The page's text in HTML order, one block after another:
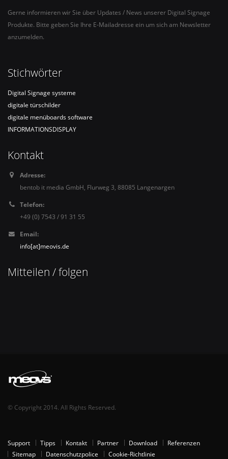
Gerne informieren wir Sie über Updates / News unserer Digital Signage
Produkte. Bitte geben Sie Ihre E-Mailadresse ein um sich am Newsletter
anzumelden.
Stichwörter
Digital Signage systeme
digitale türschilder
digitale menüboards software
INFORMATIONSDISPLAY
Kontakt
Adresse:
bentob it media GmbH, Flurweg 3, 88085 Langenargen
Telefon:
+49 (0) 7543 / 91 31 55
Email:
info[at]meovis.de
Mitteilen / folgen
© Copyright 2014. All Rights Reserved.
Support Tipps Kontakt Partner Download
Referenzen
Sitemap
Datenschutzpolice
Cookie-Richtlinie